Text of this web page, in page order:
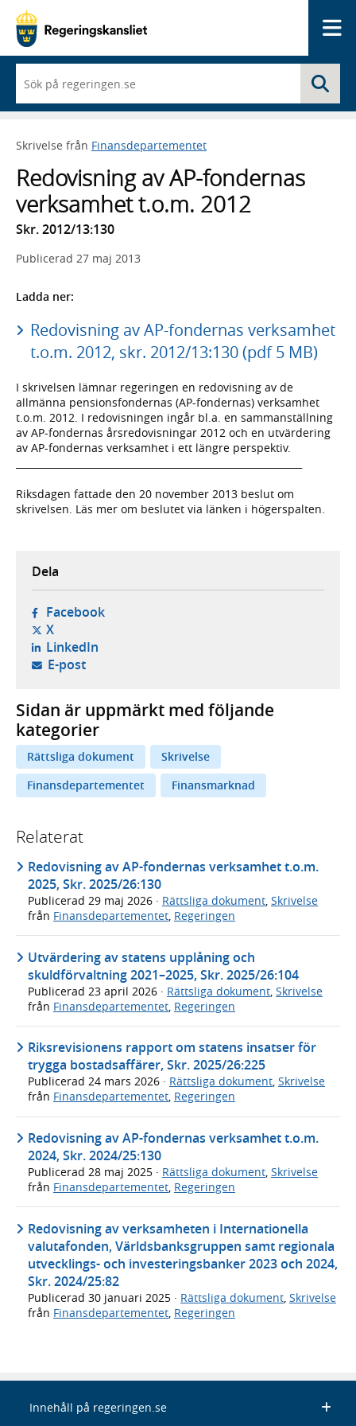
du
börjar
skriva
framträder
lista
med
sökförslag
Skrivelse från Finansdepartementet
Redovisning av AP-fondernas
verksamhet t.o.m. 2012
Skr. 2012/13:130
Publicerad 27 maj 2013
Ladda ner:
Redovisning av AP-fondernas verksamhet
t.o.m. 2012, skr. 2012/13:130 (pdf 5 MB)
I skrivelsen lämnar regeringen en redovisning av de
allmänna pensionsfondernas (AP-fondernas) verksamhet
t.o.m. 2012. I redovisningen ingår bl.a. en sammanställning
av AP-fondernas årsredovisningar 2012 och en utvärdering
av AP-fondernas verksamhet i ett längre perspektiv.
Riksdagen fattade den 20 november 2013 beslut om
skrivelsen. Läs mer om beslutet via länken i högerspalten.
Dela
Facebook- öppnas i ny flik, extern webbplats,
X- öppnas i ny flik, extern webbplats,
LinkedIn- öppnas i ny flik, extern webbplats,
E-post- öppnar din e-postklient,
Sidan är uppmärkt med följande
kategorier
Rättsliga dokument
Skrivelse
Finansdepartementet
Finansmarknad
Relaterat
Redovisning av AP-fondernas verksamhet t.o.m.
2025, Skr. 2025/26:130
Publicerad 29 maj 2026 · Rättsliga dokument, Skrivelse
från Finansdepartementet, Regeringen
Utvärdering av statens upplåning och
skuldförvaltning 2021–2025, Skr. 2025/26:104
Publicerad 23 april 2026 · Rättsliga dokument Skrivelse
från Finansdepartementet Regeringen
Riksrevisionens rapport om statens insatser för
trygga bostadsaffärer, Skr. 2025/26:225
Publicerad 24 mars 2026 · Rättsliga dokument, Skrivelse
från Finansdepartementet, Regeringen
Redovisning av AP-fondernas verksamhet t.o.m.
2024, Skr. 2024/25:130
Publicerad 28 maj 2025 · Rättsliga dokument, Skrivelse
från Finansdepartementet, Regeringen
Redovisning av verksamheten i Internationella
valutafonden, Världsbanksgruppen samt regionala
utvecklings- och investeringsbanker 2023 och 2024,
Skr. 2024/25:82
Publicerad 30 januari 2025 · Rättsliga dokument Skrivelse
från Finansdepartementet Regeringen
Innehåll på regeringen.se